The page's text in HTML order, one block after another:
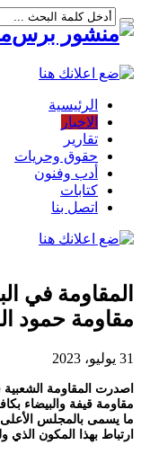
الرئيسية
الاخبار
تقارير
حقوق وحريات
أدب وفنون
كتابات
اتصل بنا
المقاومة في
مقاومة حمود
31 يوليو، 2023
اصدرت المقاومة الشعبية
مقاومة قيفة والبيضاء
ما يسمى بالمجلس
ارتباط بهذا المكون الذي